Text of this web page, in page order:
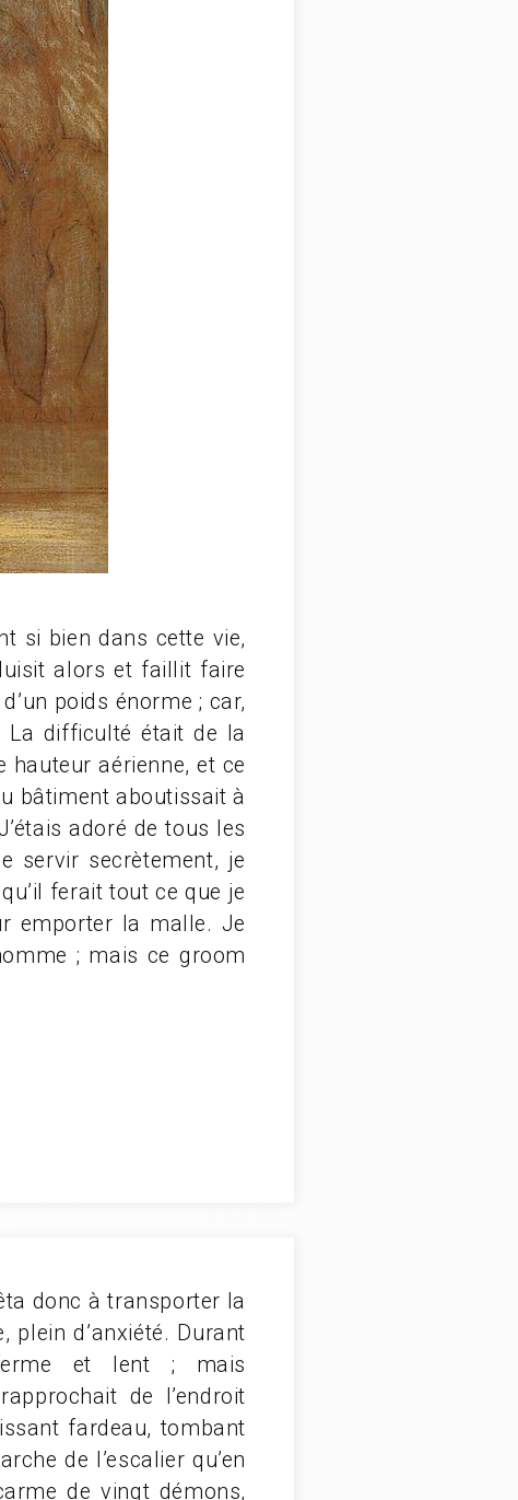
si bien dans cette vie,
alors et faillit faire
poids énorme ; car,
La difficulté était de la
aérienne, et ce
bâtiment aboutissait à
adoré de tous les
servir secrètement, je
ferait tout ce que je
emporter la malle. Je
; mais ce groom
donc à transporter la
plein d’anxiété. Durant
et lent ; mais
de l’endroit
fardeau, tombant
de l’escalier qu’en
de vingt démons,